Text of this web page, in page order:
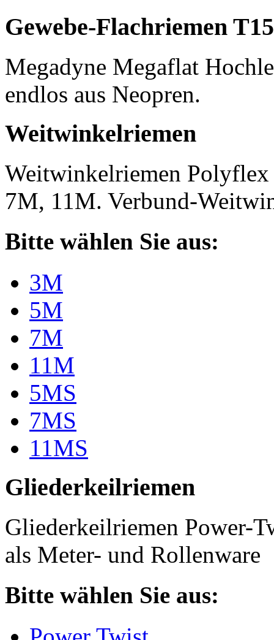
Gewebe-Flachriemen
Megadyne Megaflat
endlos aus Neopren.
Weitwinkelriemen
Weitwinkelriemen
7M, 11M. Verbund-
Bitte wählen Sie aus:
3M
5M
7M
11M
5MS
7MS
11MS
Gliederkeilriemen
Gliederkeilriemen Power-
als Meter- und Rollenware
Bitte wählen Sie aus: